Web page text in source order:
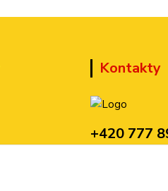
Kontakty
+420 777